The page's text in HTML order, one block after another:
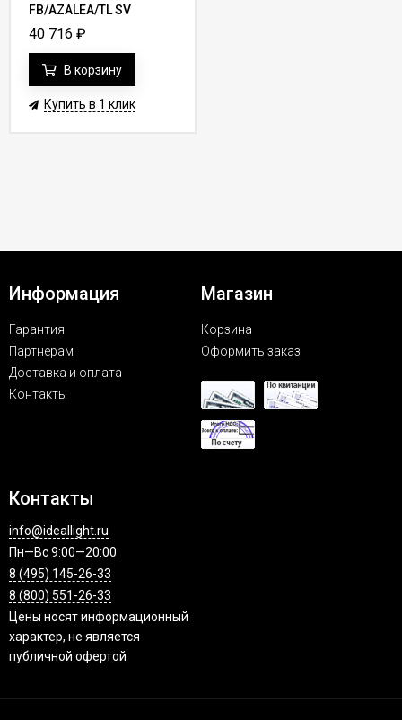
FB/AZALEA/TL SV
40 716 ₽
В корзину
Купить в 1 клик
Информация
Гарантия
Партнерам
Доставка и оплата
Контакты
Магазин
Корзина
Оформить заказ
Контакты
info@ideallight.ru
Пн—Вс 9:00—20:00
8 (495) 145-26-33
8 (800) 551-26-33
Цены носят информационный
характер, не является
публичной офертой